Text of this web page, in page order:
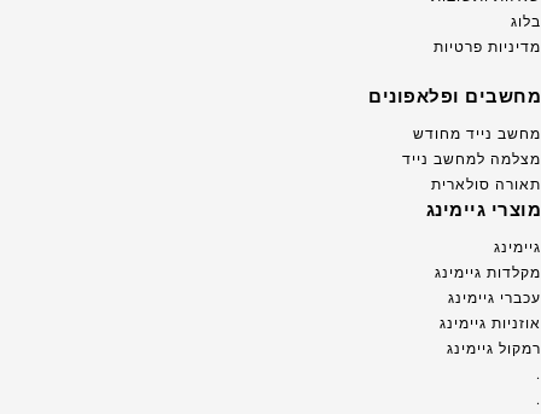
בלוג
מדיניות פרטיות
מחשבים ופלאפונים
מחשב נייד מחודש
מצלמה למחשב נייד
תאורה סולארית
מוצרי גיימינג
גיימינג
מקלדות גיימינג
עכברי גיימינג
אוזניות גיימינג
רמקול גיימינג
.
.